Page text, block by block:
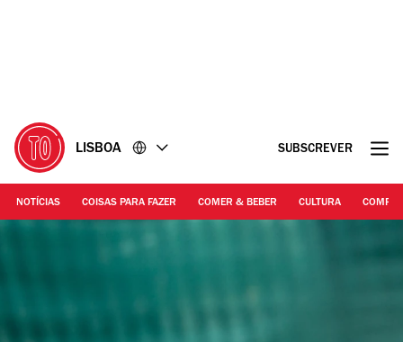
LISBOA SUBSCREVER
NOTÍCIAS COISAS PARA FAZER COMER & BEBER CULTURA